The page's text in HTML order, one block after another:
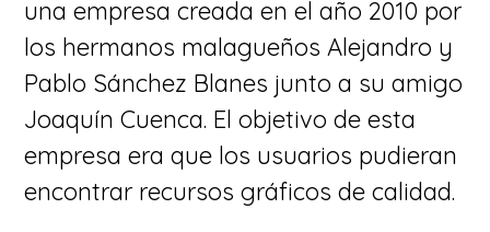
una empresa creada en el año 2010 por
los hermanos malagueños Alejandro y
Pablo Sánchez Blanes junto a su amigo
Joaquín Cuenca. El objetivo de esta
empresa era que los usuarios pudieran
encontrar recursos gráficos de calidad.